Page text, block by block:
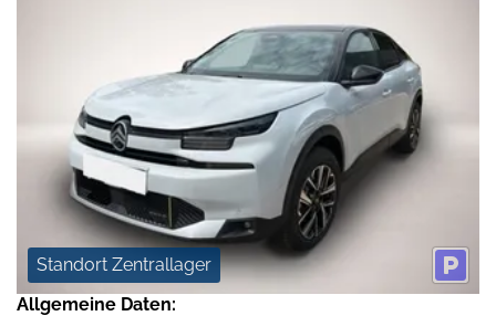
Standort Zentrallager
Allgemeine Daten: